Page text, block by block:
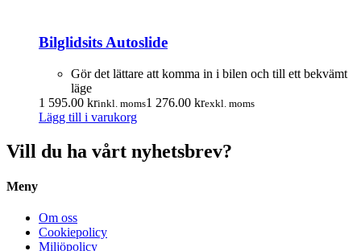
Bilglidsits Autoslide
Gör det lättare att komma in i bilen och till ett bekvämt
läge
1 595.00 krinkl. moms1 276.00 krexkl. moms
Lägg till i varukorg
Vill du ha vårt nyhetsbrev?
Meny
Om oss
Cookiepolicy
Miljöpolicy